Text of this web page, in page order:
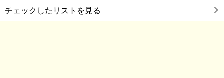
チェックしたリストを見る